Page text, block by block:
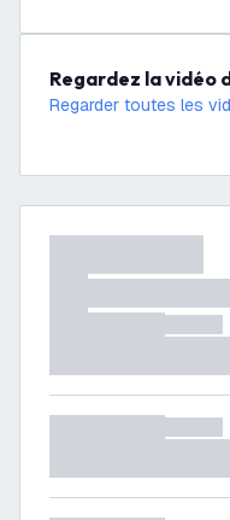
Regardez la
Regarder toutes les